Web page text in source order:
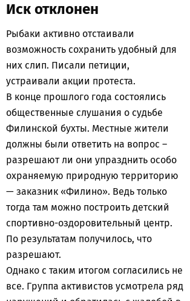
Иск отклонен
Рыбаки активно отстаивали
возможность сохранить удобный для
них слип. Писали петиции,
устраивали акции протеста.
В конце прошлого года состоялись
общественные слушания о судьбе
Филинской бухты. Местные жители
должны были ответить на вопрос –
разрешают ли они упразднить особо
охраняемую природную территорию
— заказник «Филино». Ведь только
тогда там можно построить детский
спортивно-оздоровительный центр.
По результатам получилось, что
разрешают.
Однако с таким итогом согласились не
все. Группа активистов усмотрела ряд